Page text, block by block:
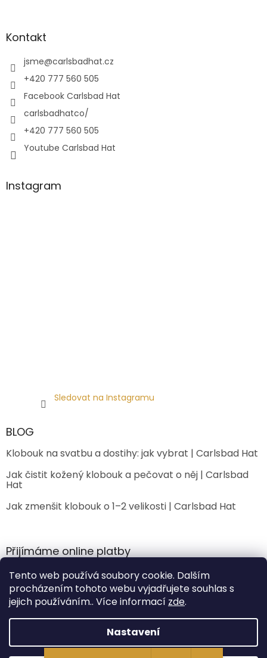
Tento web používá soubory cookie. Dalším
procházením tohoto webu vyjadřujete souhlas s
jejich používáním.. Více informací zde.
Nastavení
Kontakt
jsme@carlsbadhat.cz
+420 777 560 505
Facebook Carlsbad Hat
carlsbadhatco/
+420 777 560 505
Youtube Carlsbad Hat
Instagram
Sledovat na Instagramu
BLOG
Klobouk na svatbu a dostihy: jak vybrat | Carlsbad Hat
Jak čistit kožený klobouk a pečovat o něj | Carlsbad
Hat
Jak zmenšit klobouk o 1–2 velikosti | Carlsbad Hat
Přijímáme online platby
Vytvořil Shoptet Premium